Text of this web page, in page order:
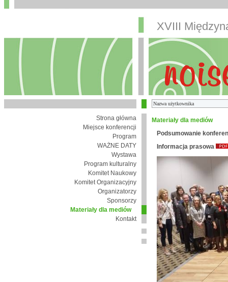
XVIII
Strona główna
Miejsce konferencji
Program
WAŻNE DATY
Wystawa
Program kulturalny
Komitet Naukowy
Komitet Organizacyjny
Organizatorzy
Sponsorzy
Materiały dla mediów
Kontakt
Materiały dla mediów
Podsumowanie
Informacja prasowa